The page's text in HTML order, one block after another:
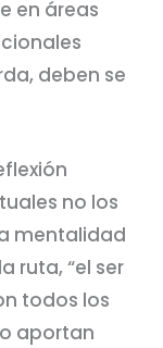
en áreas
deben se
no los
mentalidad
ruta, “el ser
todos los
aportan